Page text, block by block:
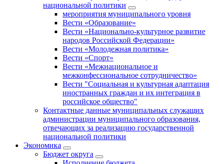
национальной политики
мероприятия муниципального уровня
Вести «Образование»
Вести «Национально-культурное развитие
народов Российской Федерации»
Вести «Молодежная политика»
Вести «Спорт»
Вести «Межнациональное и
межконфессиональное сотрудничество»
Вести "Социальная и культурная адаптация
иностранных граждан и их интеграция в
российское общество"
Контактные данные муниципальных служащих
администрации муниципального образования,
отвечающих за реализацию государственной
национальной политики
Экономика
Бюджет округa